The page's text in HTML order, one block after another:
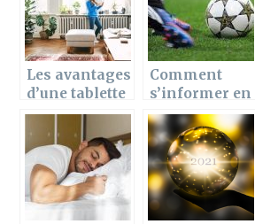
Les avantages
d’une tablette
de radiateur et
ses criteres de
choix
Comment
s’informer en
temps réel sur
l’actualité
footballistiqu
e ?